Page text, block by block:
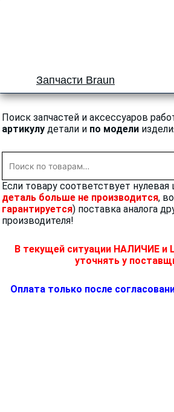
Запчасти Braun
Поиск запчастей и аксессуаров
артикулу детали и по модели
Если товару соответствует нулевая
деталь больше не производится,
гарантируется) поставка аналога
производителя!
В текущей ситуации НАЛИЧИЕ и
уточнять у
Оплата только после